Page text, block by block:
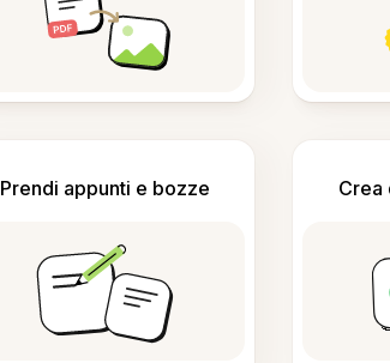
Prendi appunti e bozze Crea